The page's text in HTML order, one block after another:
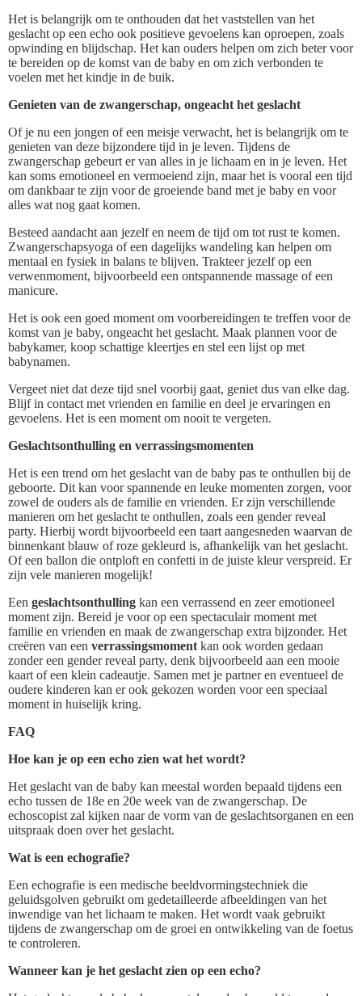
Het is belangrijk om te onthouden dat het vaststellen van het
geslacht op een echo ook positieve gevoelens kan oproepen, zoals
opwinding en blijdschap. Het kan ouders helpen om zich beter voor
te bereiden op de komst van de baby en om zich verbonden te
voelen met het kindje in de buik.
Genieten van de zwangerschap, ongeacht het geslacht
Of je nu een jongen of een meisje verwacht, het is belangrijk om te
genieten van deze bijzondere tijd in je leven. Tijdens de
zwangerschap gebeurt er van alles in je lichaam en in je leven. Het
kan soms emotioneel en vermoeiend zijn, maar het is vooral een tijd
om dankbaar te zijn voor de groeiende band met je baby en voor
alles wat nog gaat komen.
Besteed aandacht aan jezelf en neem de tijd om tot rust te komen.
Zwangerschapsyoga of een dagelijks wandeling kan helpen om
mentaal en fysiek in balans te blijven. Trakteer jezelf op een
verwenmoment, bijvoorbeeld een ontspannende massage of een
manicure.
Het is ook een goed moment om voorbereidingen te treffen voor de
komst van je baby, ongeacht het geslacht. Maak plannen voor de
babykamer, koop schattige kleertjes en stel een lijst op met
babynamen.
Vergeet niet dat deze tijd snel voorbij gaat, geniet dus van elke dag.
Blijf in contact met vrienden en familie en deel je ervaringen en
gevoelens. Het is een moment om nooit te vergeten.
Geslachtsonthulling en verrassingsmomenten
Het is een trend om het geslacht van de baby pas te onthullen bij de
geboorte. Dit kan voor spannende en leuke momenten zorgen, voor
zowel de ouders als de familie en vrienden. Er zijn verschillende
manieren om het geslacht te onthullen, zoals een gender reveal
party. Hierbij wordt bijvoorbeeld een taart aangesneden waarvan de
binnenkant blauw of roze gekleurd is, afhankelijk van het geslacht.
Of een ballon die ontploft en confetti in de juiste kleur verspreid. Er
zijn vele manieren mogelijk!
Een geslachtsonthulling kan een verrassend en zeer emotioneel
moment zijn. Bereid je voor op een spectaculair moment met
familie en vrienden en maak de zwangerschap extra bijzonder. Het
creëren van een verrassingsmoment kan ook worden gedaan
zonder een gender reveal party, denk bijvoorbeeld aan een mooie
kaart of een klein cadeautje. Samen met je partner en eventueel de
oudere kinderen kan er ook gekozen worden voor een speciaal
moment in huiselijk kring.
FAQ
Hoe kan je op een echo zien wat het wordt?
Het geslacht van de baby kan meestal worden bepaald tijdens een
echo tussen de 18e en 20e week van de zwangerschap. De
echoscopist zal kijken naar de vorm van de geslachtsorganen en een
uitspraak doen over het geslacht.
Wat is een echografie?
Een echografie is een medische beeldvormingstechniek die
geluidsgolven gebruikt om gedetailleerde afbeeldingen van het
inwendige van het lichaam te maken. Het wordt vaak gebruikt
tijdens de zwangerschap om de groei en ontwikkeling van de foetus
te controleren.
Wanneer kan je het geslacht zien op een echo?